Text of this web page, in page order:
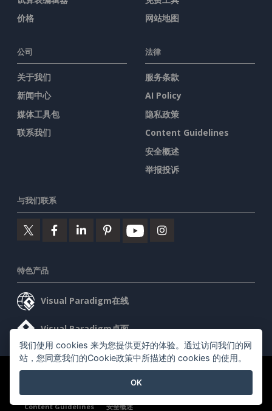
价格
网站地图
公司
关于我们
新闻中心
媒体工具包
联系我们
法律
服务条款
AI Policy
隐私政策
Content Guidelines
安全概述
举报投诉
与我们联系
特色产品
Visual Paradigm在线
Visual Paradigm桌面
©2026 by Visual Paradigm. 版权所有。
Content Guidelines
安全概述
我们使用 cookies 来为您提供更好的体验。通过访问我们的网
站，您同意我们的Cookie政策中所描述的 cookies 的使用。
OK